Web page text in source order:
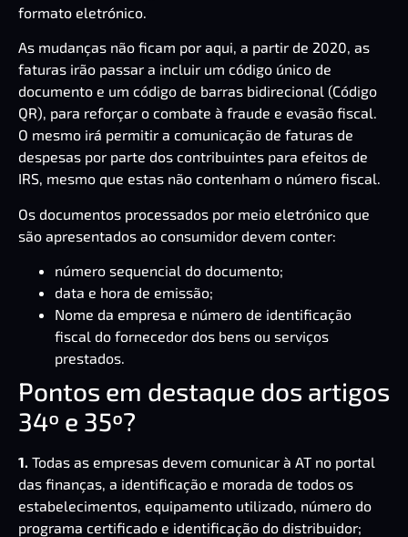
formato eletrónico.
As mudanças não ficam por aqui, a partir de 2020, as
faturas irão passar a incluir um código único de
documento e um código de barras bidirecional (Código
QR), para reforçar o combate à fraude e evasão fiscal.
O mesmo irá permitir a comunicação de faturas de
despesas por parte dos contribuintes para efeitos de
IRS, mesmo que estas não contenham o número fiscal.
Os documentos processados por meio eletrónico que
são apresentados ao consumidor devem conter:
número sequencial do documento;
data e hora de emissão;
Nome da empresa e número de identificação
fiscal do fornecedor dos bens ou serviços
prestados.
Pontos em destaque dos artigos
34º e 35º?
1. Todas as empresas devem comunicar à AT no portal
das finanças, a identificação e morada de todos os
estabelecimentos, equipamento utilizado, número do
programa certificado e identificação do distribuidor;